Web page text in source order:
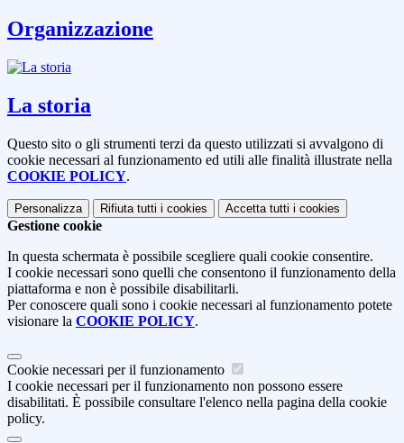
Organizzazione
La storia
Questo sito o gli strumenti terzi da questo utilizzati si avvalgono di
cookie necessari al funzionamento ed utili alle finalità illustrate nella
COOKIE POLICY.
Personalizza Rifiuta tutti i cookies Accetta tutti i cookies
Gestione cookie
In questa schermata è possibile scegliere quali cookie consentire.
I cookie necessari sono quelli che consentono il funzionamento della
piattaforma e non è possibile disabilitarli.
Per conoscere quali sono i cookie necessari al funzionamento potete
visionare la COOKIE POLICY.
Cookie necessari per il funzionamento
I cookie necessari per il funzionamento non possono essere
disabilitati. È possibile consultare l'elenco nella pagina della cookie
policy.